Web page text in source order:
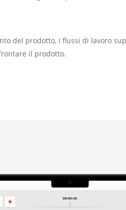
del prodotto, i flussi di lavoro
il prodotto.